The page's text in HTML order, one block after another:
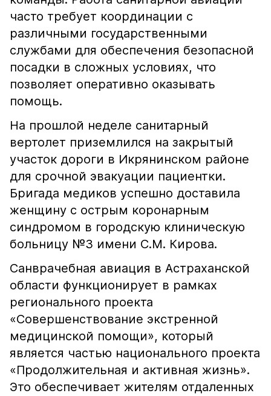
часто требует координации с
различными государственными
службами для обеспечения безопасной
посадки в сложных условиях, что
позволяет оперативно оказывать
помощь.
На прошлой неделе санитарный
вертолет приземлился на закрытый
участок дороги в Икрянинском районе
для срочной эвакуации пациентки.
Бригада медиков успешно доставила
женщину с острым коронарным
синдромом в городскую клиническую
больницу №3 имени С.М. Кирова.
Санврачебная авиация в Астраханской
области функционирует в рамках
регионального проекта
«Совершенствование экстренной
медицинской помощи», который
является частью национального проекта
«Продолжительная и активная жизнь».
Это обеспечивает жителям отдаленных